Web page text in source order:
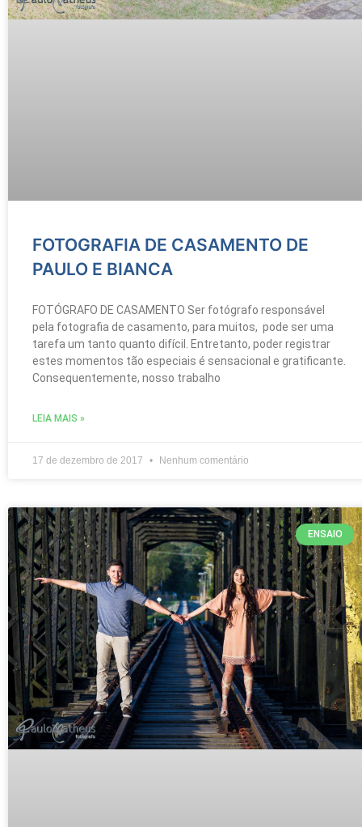
FOTOGRAFIA DE CASAMENTO DE
PAULO E BIANCA
FOTÓGRAFO DE CASAMENTO Ser fotógrafo responsável
pela fotografia de casamento, para muitos, pode ser uma
tarefa um tanto quanto difícil. Entretanto, poder registrar
estes momentos tão especiais é sensacional e gratificante.
Consequentemente, nosso trabalho
LEIA MAIS »
17 de dezembro de 2017 Nenhum comentário
ENSAIO